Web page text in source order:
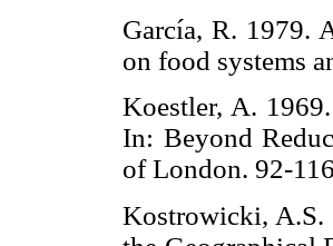
García, R. 1979.
on food
Koestler, A.
In: Beyond
of London. 92-
Kostrowicki, A.S.